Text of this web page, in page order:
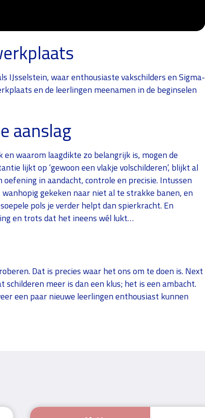
IJsselstein, waar enthousiaste vakschilders en Sigma-
en de leerlingen meenamen in de beginselen
aanslag
waarom laagdikte zo belangrijk is, mogen de
lijkt op ‘gewoon een vlakje volschilderen’, blijkt al
in aandacht, controle en precisie. Intussen
gekeken naar niet al te strakke banen, en
pols je verder helpt dan spierkracht. En
en trots dat het ineens wél lukt…
Dat is precies waar het ons om te doen is. Next
meer is dan een klus; het is een ambacht.
een paar nieuwe leerlingen enthousiast kunnen